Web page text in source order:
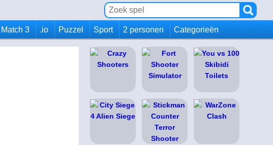
Match 3 .io Puzzel Sport 2 personen Categorieën